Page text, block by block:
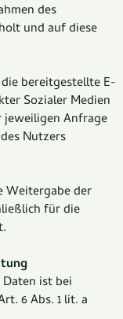
des
und auf diese
bereitgestellte E-
Sozialer Medien
jeweiligen Anfrage
Nutzers
Weitergabe der
für die
ist bei
6 Abs. 1 lit. a